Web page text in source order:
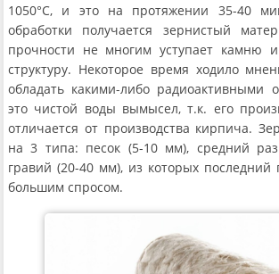
1050°С, и это на протяжении 35-40
обработки получается зернистый
прочности не многим уступает камню
структуру. Некоторое время ходило
обладать какими-либо радиоактивными
это чистой воды вымысел, т.к. его
отличается от производства кирпича.
на 3 типа: песок (5-10 мм), средний
гравий (20-40 мм), из которых последний
большим спросом.